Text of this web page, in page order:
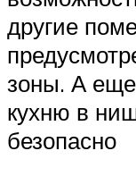
другие
зоны. А
кухню в
безопасно